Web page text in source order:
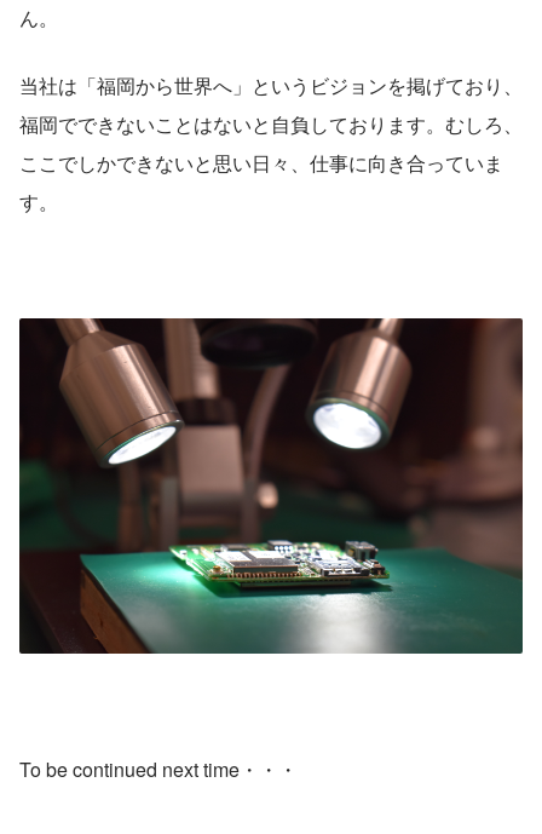
ん。
当社は「福岡から世界へ」というビジョンを掲げており、
福岡でできないことはないと自負しております。むしろ、
ここでしかできないと思い日々、仕事に向き合っていま
す。
To be continued next time・・・